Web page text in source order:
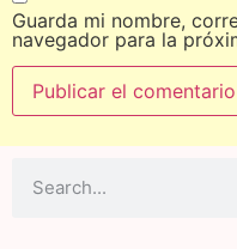
Guarda mi nombre,
navegador para la